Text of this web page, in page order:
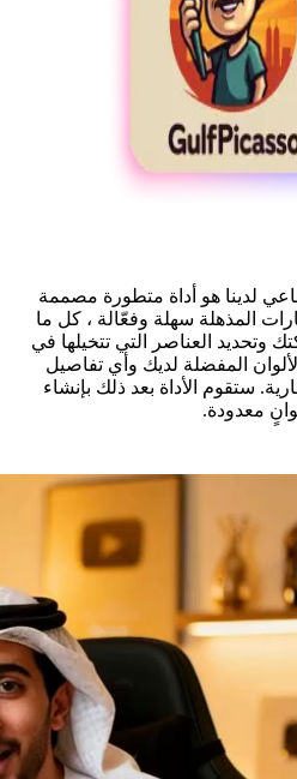
لدينا هو أداة متطورة مصممة
المذهلة سهلة وفعّالة ، كل ما
وتحديد العناصر التي تتخيلها في
المفضلة لديك وأي تفاصيل
ستقوم الأداة بعد ذلك بإنشاء
معدودة.